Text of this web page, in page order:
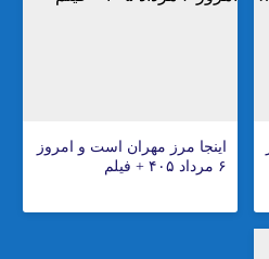
اینجا مرز مهران است و امروز
۶ مرداد ۴۰۵ + فیلم